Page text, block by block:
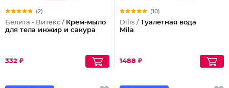
(2)
Белита - Витекс / Крем-мыло
для тела инжир и сакура
332 ₽
(10)
Dilis / Туалетная вода
Mila
1488 ₽